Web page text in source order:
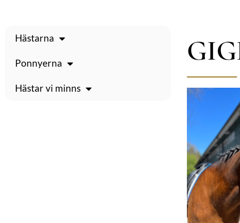
Hästarna
Ponnyerna
Hästar vi minns